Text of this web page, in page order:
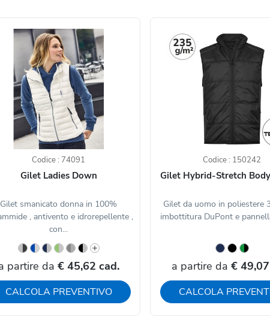
Codice : 74091
Gilet Ladies Down
Gilet smanicato donna in 100%
, antivento e idrorepellente ,
con...
partire da € 45,62 cad.
CALCOLA PREVENTIVO
Codice : 150242
Gilet Hybrid-Stretch
Gilet da uomo in poliestere
imbottitura DuPont e
a partire da €
CALCOLA